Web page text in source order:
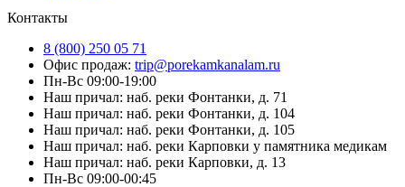
Контакты
8 (800) 250 05 71
Офис продаж: trip@porekamkanalam.ru
Пн-Вс 09:00-19:00
Наш причал: наб. реки Фонтанки, д. 71
Наш причал: наб. реки Фонтанки, д. 104
Наш причал: наб. реки Фонтанки, д. 105
Наш причал: наб. реки Карповки у памятника медикам
Наш причал: наб. реки Карповки, д. 13
Пн-Вс 09:00-00:45